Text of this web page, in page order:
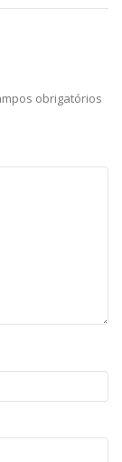
obrigatórios